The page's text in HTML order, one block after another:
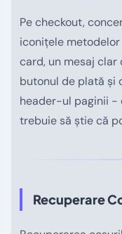
Pe checkout,
iconițele
card, un mesaj
butonul de plată și
header-ul paginii -
trebuie să știe că
Recuperare